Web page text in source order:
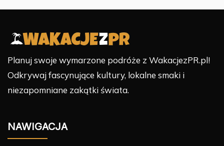
Planuj swoje wymarzone podróże z WakacjezPR.pl!
Odkrywaj fascynujące kultury, lokalne smaki i
niezapomniane zakątki świata.
NAWIGACJA